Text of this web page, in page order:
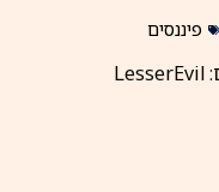
פיננסים